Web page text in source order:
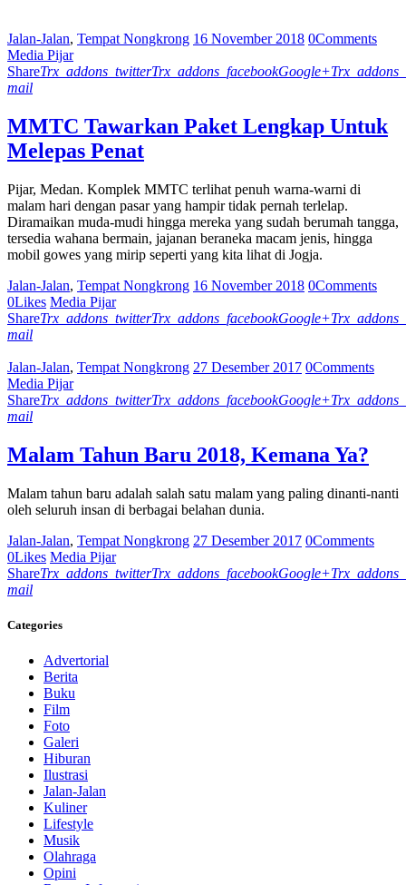
Jalan-Jalan, Tempat Nongkrong 16 November 2018 0Comments
Media Pijar
ShareTrx_addons_twitterTrx_addons_facebookGoogle+
mail
MMTC Tawarkan Paket Lengkap Untuk
Melepas Penat
Pijar, Medan. Komplek MMTC terlihat penuh warna-warni di
malam hari dengan pasar yang hampir tidak pernah terlelap.
Diramaikan muda-mudi hingga mereka yang sudah berumah tangga,
tersedia wahana bermain, jajanan beraneka macam jenis, hingga
mobil gowes yang mirip seperti yang kita lihat di Jogja.
Jalan-Jalan, Tempat Nongkrong 16 November 2018 0Comments
0Likes Media Pijar
ShareTrx_addons_twitterTrx_addons_facebookGoogle+
mail
Jalan-Jalan, Tempat Nongkrong 27 Desember 2017 0Comments
Media Pijar
ShareTrx_addons_twitterTrx_addons_facebookGoogle+
mail
Malam Tahun Baru 2018, Kemana Ya?
Malam tahun baru adalah salah satu malam yang paling dinanti-nanti
oleh seluruh insan di berbagai belahan dunia.
Jalan-Jalan, Tempat Nongkrong 27 Desember 2017 0Comments
0Likes Media Pijar
ShareTrx_addons_twitterTrx_addons_facebookGoogle+
mail
Categories
Advertorial
Berita
Buku
Film
Foto
Galeri
Hiburan
Ilustrasi
Jalan-Jalan
Kuliner
Lifestyle
Musik
Olahraga
Opini